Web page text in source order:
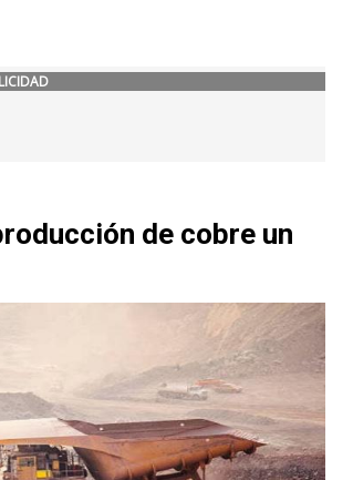
de cobre un